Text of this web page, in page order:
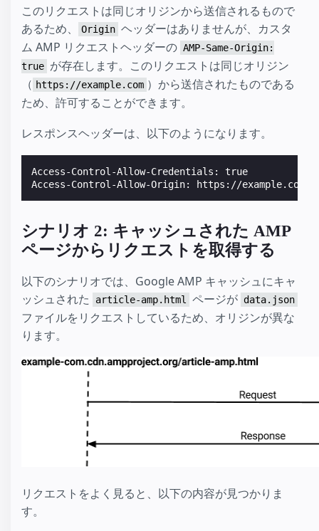
このリクエストは同じオリジンから送信されるもので
あるため、
Origin ヘッダーはありませんが、カスタ
ム AMP リクエストヘッダーの AMP-Same-Origin:
true が存在します。このリクエストは同じオリジン
（ https://example.com ）から送信されたものである
ため、許可することができます。
レスポンスヘッダーは、以下のようになります。
Access-Control-Allow-Credentials: true
シナリオ 2: キャッシュされた AMP
ページからリクエストを取得する
以下のシナリオでは、Google AMP キャッシュにキャ
ッシュされた
article-amp.html ページが data.json
ファイルをリクエストしているため、オリジンが異な
ります。
リクエストをよく見ると、以下の内容が見つかりま
す。